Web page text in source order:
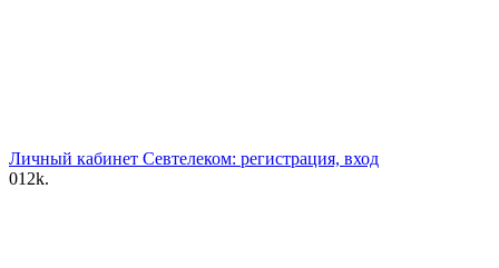
Личный кабинет Севтелеком: регистрация, вход
012k.